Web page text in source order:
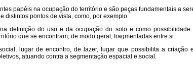
papéis na ocupação do território e são peças fundamentais a
distintos pontos de vista, como, por exemplo:
definição do uso e da ocupação do solo e como possibilidade
que se encontram, de modo geral, fragmentadas entre si.
lugar de encontro, de lazer, lugar que possibilita a criação
atuando contra a segmentação espacial e social.